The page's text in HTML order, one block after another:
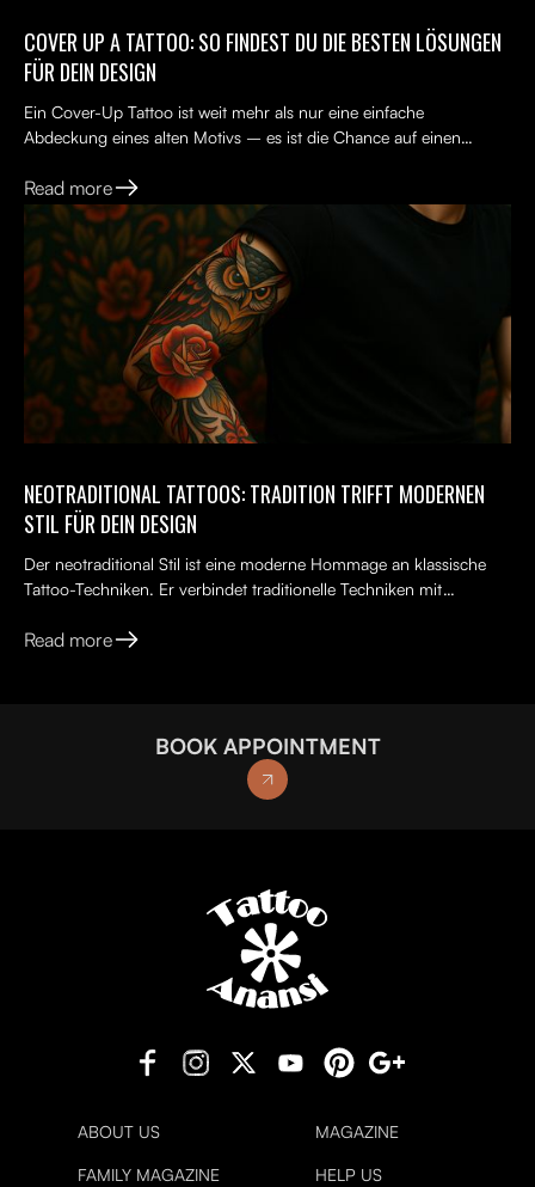
COVER UP A TATTOO: SO FINDEST DU DIE BESTEN LÖSUNGEN
FÜR DEIN DESIGN
Ein Cover-Up Tattoo ist weit mehr als nur eine einfache
Abdeckung eines alten Motivs – es ist die Chance auf einen
Read more
NEOTRADITIONAL TATTOOS: TRADITION TRIFFT MODERNEN
STIL FÜR DEIN DESIGN
Der neotraditional Stil ist eine moderne Hommage an klassische
Tattoo-Techniken. Er verbindet traditionelle Techniken mit
Read more
BOOK APPOINTMENT
ABOUT US MAGAZINE
FAMILY MAGAZINE HELP US